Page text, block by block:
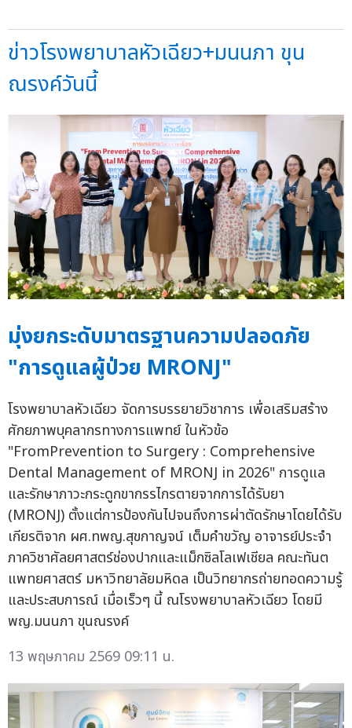
ข่าวโรงพยาบาลหัวเฉียว+มนนภา ขุน
ณรงค์วันนี้
มุ่งยกระดับมาตรฐานความปลอดภัย
"การดูแลผู้ป่วย MRONJ"
โรงพยาบาลหัวเฉียว จัดการบรรยายวิชาการ เพื่อเสริมสร้าง
ศักยภาพบุคลากรทางการแพทย์ ในหัวข้อ
"FromPrevention to Surgery : Comprehensive
Dental Management of MRONJ in 2026" การดูแล
และรักษาภาวะกระดูกขากรรไกรตายจากการได้รับยา
(MRONJ) ตั้งแต่การป้องกันไปจนถึงการผ่าตัดรักษาโดยได้รับ
เกียรติจาก ผศ.ทพญ.สุขกาญจน์ เต็มคำขวัญ อาจารย์ประจำ
ภาควิชาศัลยศาสตร์ช่องปากและแม็กซิลโลเฟเชียล คณะทันต
แพทยศาสตร์ มหาวิทยาลัยมหิดล เป็นวิทยากรถ่ายทอดความรู้
และประสบการณ์ เมื่อเร็วๆ นี้ ณโรงพยาบาลหัวเฉียว โดยมี
พญ.มนนภา ขุนณรงค์
13 พฤษภาคม 2569 09:11 น.